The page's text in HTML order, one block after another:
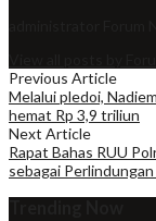
Previous Article
Melalui pledoi,
hemat Rp 3,9 triliun
Next Article
Rapat Bahas RUU
sebagai